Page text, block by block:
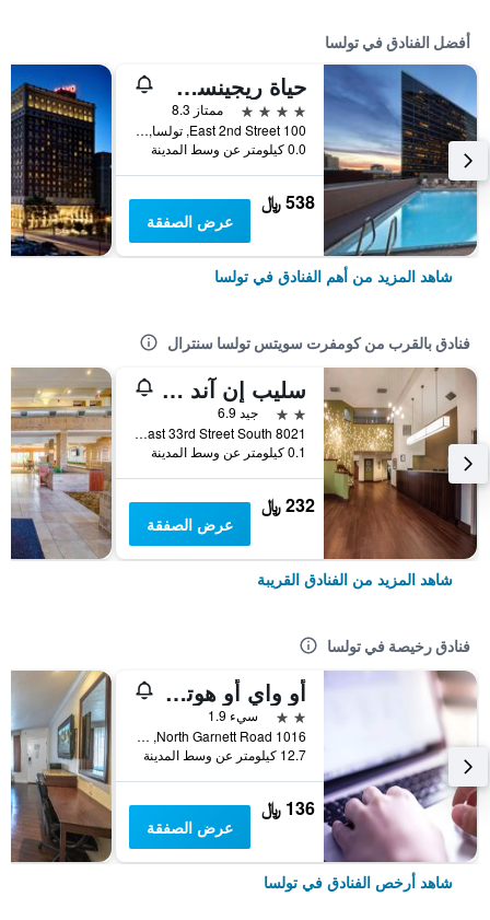
أفضل الفنادق في تولسا
حياة ريجينسي تولسا داونتاون
4 نجوم
ممتاز 8.3
100 East 2nd Street, تولسا, OK, الولايات المتحدة الأميريكية
0.0 كيلومتر عن وسط المدينة
538 ﷼
عرض الصفقة
شاهد المزيد من أهم الفنادق في تولسا
فنادق بالقرب من كومفرت سويتس تولسا سنترال
سليب إن آند سويتس تولسا سنترال آي-44
2 نجمتين
جيد 6.9
8021 East 33rd Street South, تولسا, OK, الولايات المتحدة الأميريكية
0.1 كيلومتر عن وسط المدينة
232 ﷼
عرض الصفقة
شاهد المزيد من الفنادق القريبة
فنادق رخيصة في تولسا
أو واي أو هوتل تولسا إنترناشونال أيربورت
2 نجمتين
سيء 1.9
1016 North Garnett Road, تولسا, OK, الولايات المتحدة الأميريكية
12.7 كيلومتر عن وسط المدينة
136 ﷼
عرض الصفقة
شاهد أرخص الفنادق في تولسا